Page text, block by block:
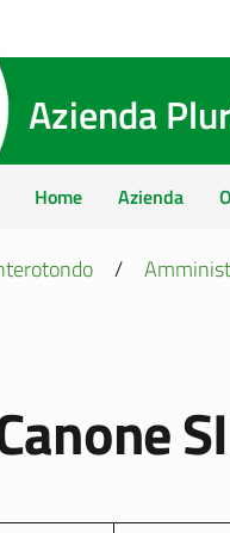
Azienda
Home Azienda
/